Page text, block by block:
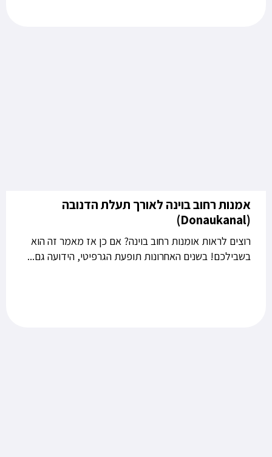
אמנות רחוב בוינה לאורך תעלת הדנובה
(Donaukanal)
רוצים לראות אומנות רחוב בוינה? אם כן אז מאמר זה הוא
בשבילכם! בשנים האחרונות תופעת הגרפיטי, הידועה גם...